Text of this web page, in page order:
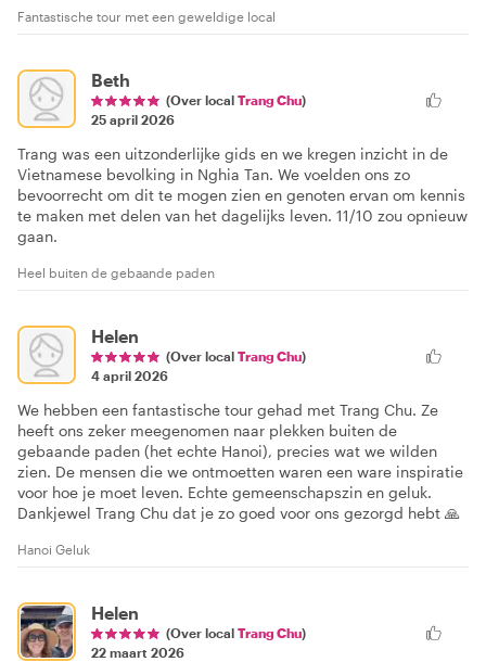
Fantastische tour met een geweldige local
Beth
(Over local Trang Chu)
25 april 2026
Trang was een uitzonderlijke gids en we kregen inzicht in de
Vietnamese bevolking in Nghia Tan. We voelden ons zo
bevoorrecht om dit te mogen zien en genoten ervan om kennis
te maken met delen van het dagelijks leven. 11/10 zou opnieuw
gaan.
Heel buiten de gebaande paden
Helen
(Over local Trang Chu)
4 april 2026
We hebben een fantastische tour gehad met Trang Chu. Ze
heeft ons zeker meegenomen naar plekken buiten de
gebaande paden (het echte Hanoi), precies wat we wilden
zien. De mensen die we ontmoetten waren een ware inspiratie
voor hoe je moet leven. Echte gemeenschapszin en geluk.
Dankjewel Trang Chu dat je zo goed voor ons gezorgd hebt 🙏
Hanoi Geluk
Helen
(Over local Trang Chu)
22 maart 2026